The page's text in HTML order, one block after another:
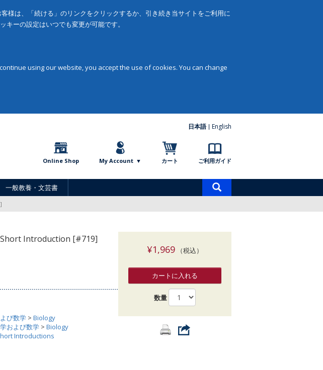
様は、「続ける」のリンクをクリックするか、引き続き当サイトをご利用に
ーの設定はいつでも変更が可能です。
using our website, you accept the use of cookies. You can change
日本語 English
Online Shop My Account カート ご利用ガイド
一般教養・文芸書
索
Introduction [#719]
び数学 > Biology
および数学 > Biology
Introductions
¥1,969（税込）
カートに入れる
数量